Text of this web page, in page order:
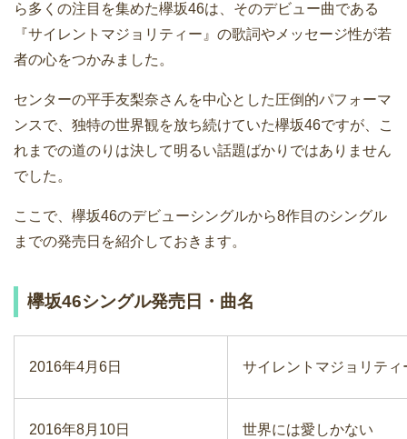
ら多くの注目を集めた欅坂46は、そのデビュー曲である
『サイレントマジョリティー』の歌詞やメッセージ性が若
者の心をつかみました。
センターの平手友梨奈さんを中心とした圧倒的パフォーマ
ンスで、独特の世界観を放ち続けていた欅坂46ですが、こ
れまでの道のりは決して明るい話題ばかりではありません
でした。
ここで、欅坂46のデビューシングルから8作目のシングル
までの発売日を紹介しておきます。
欅坂46シングル発売日・曲名
2016年4月6日 サイレントマジョリティ
2016年8月10日 世界には愛しかない